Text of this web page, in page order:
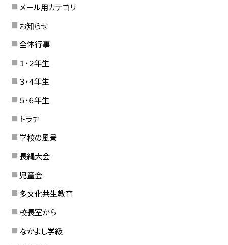
メール用カテゴリ
お知らせ
全体行事
１・２年生
３・４年生
５・６年生
トラヂ
学校の風景
長縄大会
児童会
多文化共生教育
校長室から
なかよし学級